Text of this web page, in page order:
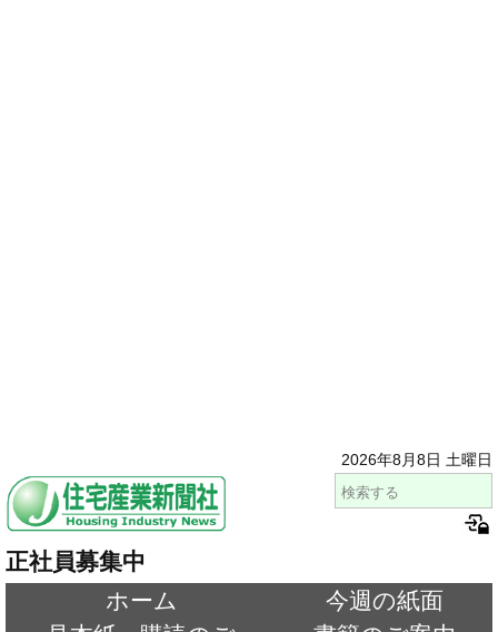
2026年8月8日 土曜日
正社員募集中
ホーム
今週の紙面